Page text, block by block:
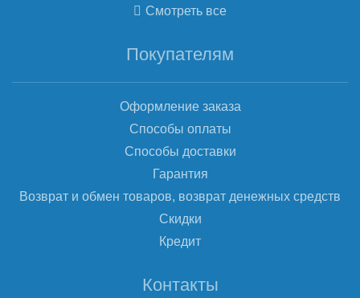
Смотреть все
Покупателям
Оформление заказа
Способы оплаты
Способы доставки
Гарантия
Возврат и обмен товаров, возврат денежных средств
Скидки
Кредит
Контакты